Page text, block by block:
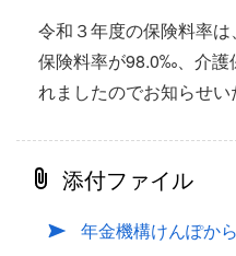
令和３年度の保険料率
保険料率が98.0‰、介
れましたのでお知らせい
添付ファイル
年金機構けんぽか